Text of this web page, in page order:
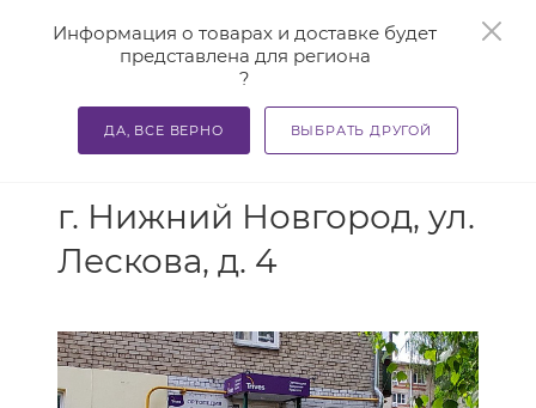
Информация о товарах и доставке будет
представлена для региона
?
ДА, ВСЕ ВЕРНО ВЫБРАТЬ ДРУГОЙ
г. Нижний Новгород, ул.
Лескова, д. 4